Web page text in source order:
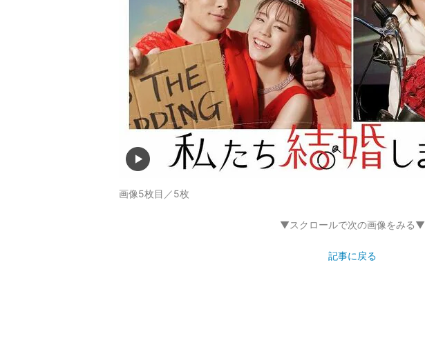
画像5枚目／5枚
▼スクロールで次の画像をみる▼
記事に戻る